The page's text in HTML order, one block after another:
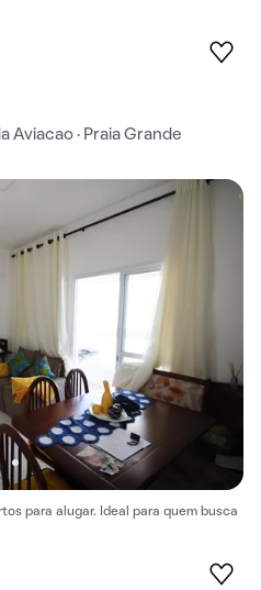
Aviacao · Praia Grande
para alugar. Ideal para quem busca